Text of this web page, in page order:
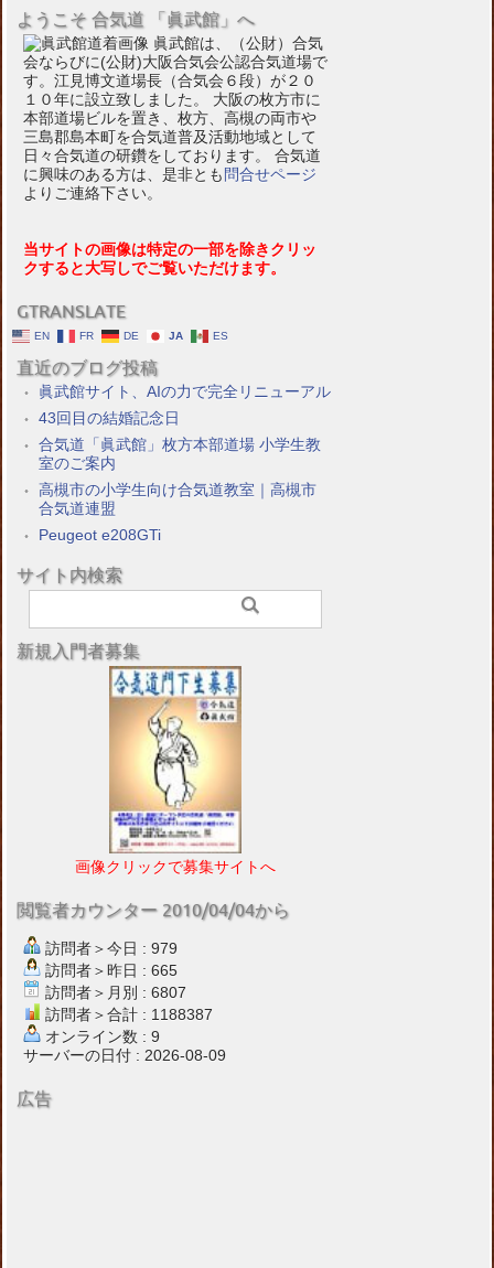
ようこそ 合気道 「眞武館」へ
眞武館は、（公財）合気
会ならびに(公財)大阪合気会公認合気道場で
す。江見博文道場長（合気会６段）が２０
１０年に設立致しました。 大阪の枚方市に
本部道場ビルを置き、枚方、高槻の両市や
三島郡島本町を合気道普及活動地域として
日々合気道の研鑽をしております。 合気道
に興味のある方は、是非とも 問合せページ
よりご連絡下さい。
当サイトの画像は特定の一部を除きクリッ
クすると大写しでご覧いただけます。
GTRANSLATE
EN FR DE JA ES
直近のブログ投稿
眞武館サイト、AIの力で完全リニューアル
43回目の結婚記念日
合気道「眞武館」枚方本部道場 小学生教
室のご案内
高槻市の小学生向け合気道教室｜高槻市
合気道連盟
Peugeot e208GTi
サイト内検索
新規入門者募集
画像クリックで募集サイトへ
閲覧者カウンター 2010/04/04から
訪問者＞今日 : 979
訪問者＞昨日 : 665
訪問者＞月別 : 6807
訪問者＞合計 : 1188387
オンライン数 : 9
サーバーの日付 : 2026-08-09
広告